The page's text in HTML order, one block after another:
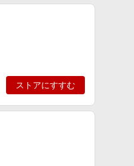
ストアにすすむ